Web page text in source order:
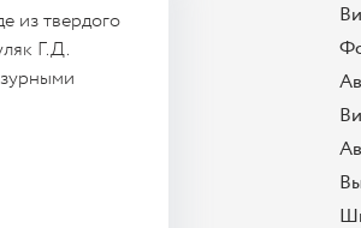
из твердого
Г.Д.